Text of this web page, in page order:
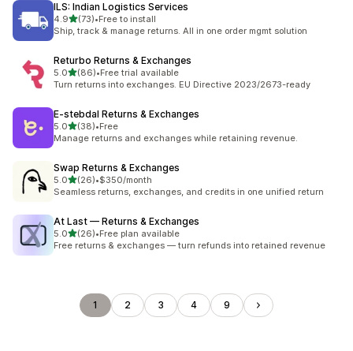
ILS: Indian Logistics Services
4.9เต็ม 5 ดาว
(73)
ทั้งหมด 73 รีวิว
•Free to install
Ship, track & manage returns. All in one order mgmt solution
Returbo Returns & Exchanges
5.0เต็ม 5 ดาว
(86)
ทั้งหมด 86 รีวิว
•Free trial available
Turn returns into exchanges. EU Directive 2023/2673-ready
E‑stebdal Returns & Exchanges
5.0เต็ม 5 ดาว
(38)
ทั้งหมด 38 รีวิว
•Free
Manage returns and exchanges while retaining revenue.
Swap Returns & Exchanges
5.0เต็ม 5 ดาว
(26)
ทั้งหมด 26 รีวิว
•$350/month
Seamless returns, exchanges, and credits in one unified return
At Last — Returns & Exchanges
5.0เต็ม 5 ดาว
(26)
ทั้งหมด 26 รีวิว
•Free plan available
Free returns & exchanges — turn refunds into retained revenue
1 2 3 4 9